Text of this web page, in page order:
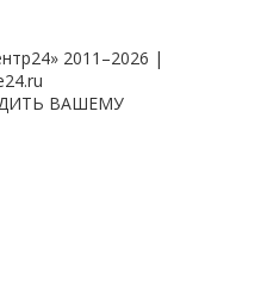
2011–2026 |
ВАШЕМУ